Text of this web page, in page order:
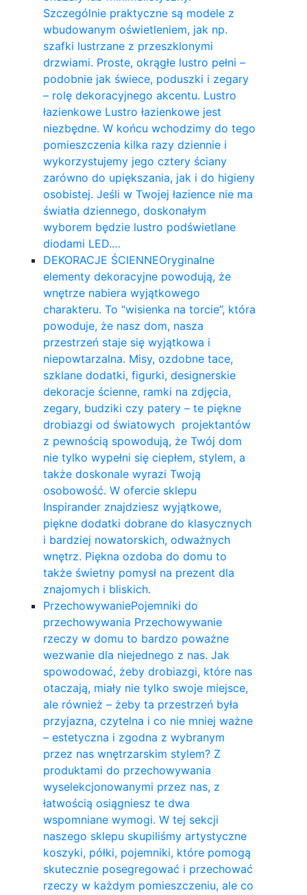
Szczególnie praktyczne są modele z
wbudowanym oświetleniem, jak np.
szafki lustrzane z przeszklonymi
drzwiami. Proste, okrągłe lustro pełni –
podobnie jak świece, poduszki i zegary
– rolę dekoracyjnego akcentu. Lustro
łazienkowe Lustro łazienkowe jest
niezbędne. W końcu wchodzimy do tego
pomieszczenia kilka razy dziennie i
wykorzystujemy jego cztery ściany
zarówno do upiększania, jak i do higieny
osobistej. Jeśli w Twojej łazience nie ma
światła dziennego, doskonałym
wyborem będzie lustro podświetlane
diodami LED.…
DEKORACJE ŚCIENNEOryginalne
elementy dekoracyjne powodują, że
wnętrze nabiera wyjątkowego
charakteru. To “wisienka na torcie”, która
powoduje, że nasz dom, nasza
przestrzeń staje się wyjątkowa i
niepowtarzalna. Misy, ozdobne tace,
szklane dodatki, figurki, designerskie
dekoracje ścienne, ramki na zdjęcia,
zegary, budziki czy patery – te piękne
drobiazgi od światowych projektantów
z pewnością spowodują, że Twój dom
nie tylko wypełni się ciepłem, stylem, a
także doskonale wyrazi Twoją
osobowość. W ofercie sklepu
Inspirander znajdziesz wyjątkowe,
piękne dodatki dobrane do klasycznych
i bardziej nowatorskich, odważnych
wnętrz. Piękna ozdoba do domu to
także świetny pomysł na prezent dla
znajomych i bliskich.
PrzechowywaniePojemniki do
przechowywania Przechowywanie
rzeczy w domu to bardzo poważne
wezwanie dla niejednego z nas. Jak
spowodować, żeby drobiazgi, które nas
otaczają, miały nie tylko swoje miejsce,
ale również – żeby ta przestrzeń była
przyjazna, czytelna i co nie mniej ważne
– estetyczna i zgodna z wybranym
przez nas wnętrzarskim stylem? Z
produktami do przechowywania
wyselekcjonowanymi przez nas, z
łatwością osiągniesz te dwa
wspomniane wymogi. W tej sekcji
naszego sklepu skupiliśmy artystyczne
koszyki, półki, pojemniki, które pomogą
skutecznie posegregować i przechować
rzeczy w każdym pomieszczeniu, ale co